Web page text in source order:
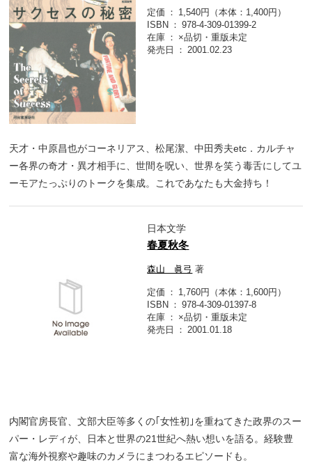
定価
1,540円（本体：1,400円）
ISBN
978-4-309-01399-2
在庫
×品切・重版未定
発売日
2001.02.23
天才・中原昌也がコーネリアス、松尾潔、中田秀夫etc．カルチャ
ー各界の奇才・異才相手に、世間を呪い、世界を笑う毒舌にしてユ
ーモアたっぷりのトークを集成。これであなたも大金持ち！
日本文学
春夏秋冬
森山 眞弓 著
定価
1,760円（本体：1,600円）
ISBN
978-4-309-01397-8
在庫
×品切・重版未定
発売日
2001.01.18
内閣官房長官、文部大臣等多くの｢女性初｣を重ねてきた政界のスー
パー・レディが、日本と世界の21世紀へ熱い想いを語る。経験豊
富な海外視察や趣味のカメラにまつわるエピソードも。